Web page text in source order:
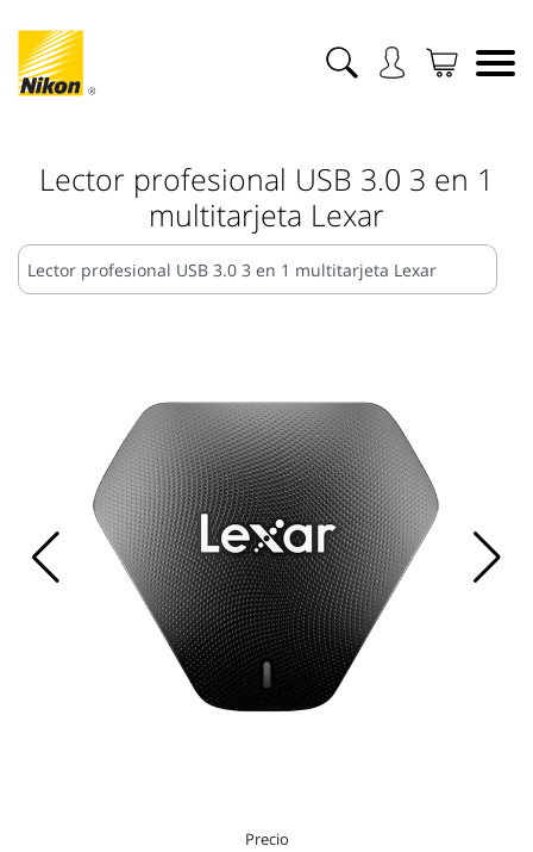
Lector profesional USB 3.0 3 en 1
multitarjeta Lexar
Precio